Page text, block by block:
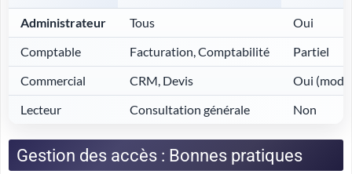
Administrateur Tous
Oui
Comptable
Facturation, Comptabilité
Partiel
Commercial
CRM, Devis
Oui
Lecteur
Consultation générale Non
Gestion des accès : Bonnes pratiques